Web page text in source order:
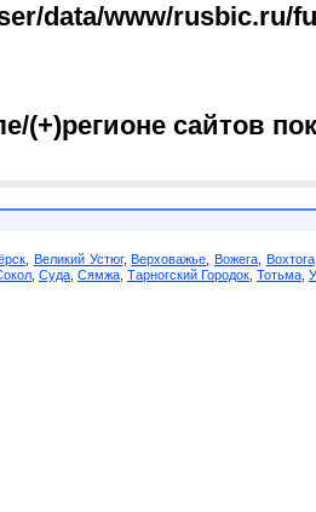
data/www/rusbic.ru/
(+)регионе сайтов
Великий Устюг,Верховажье Вожега, Вохтога
Суда Сямжа Тарногский Городок Тотьма